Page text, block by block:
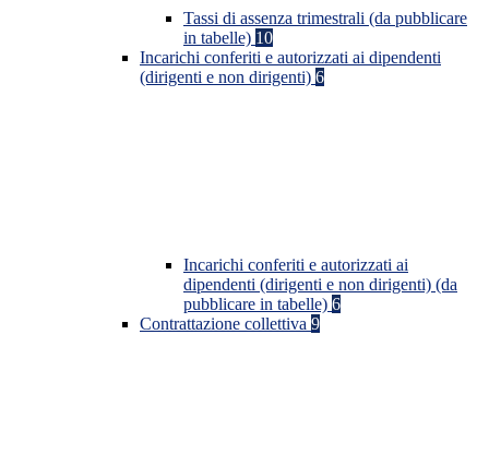
Tassi di assenza trimestrali (da pubblicare
in tabelle) 10
Incarichi conferiti e autorizzati ai dipendenti
(dirigenti e non dirigenti) 6
Incarichi conferiti e autorizzati ai
dipendenti (dirigenti e non dirigenti) (da
pubblicare in tabelle) 6
Contrattazione collettiva 9